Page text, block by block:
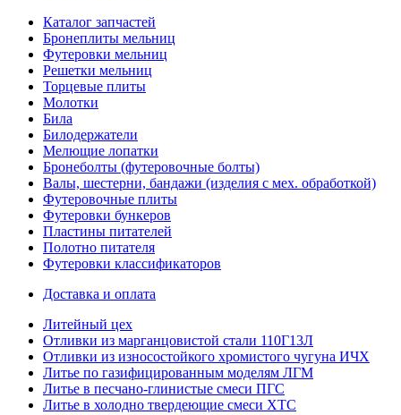
Каталог запчастей
Бронеплиты мельниц
Футеровки мельниц
Решетки мельниц
Торцевые плиты
Молотки
Била
Билодержатели
Мелющие лопатки
Бронеболты (футеровочные болты)
Валы, шестерни, бандажи (изделия с мех. обработкой)
Футеровочные плиты
Футеровки бункеров
Пластины питателей
Полотно питателя
Футеровки классификаторов
Доставка и оплата
Литейный цех
Отливки из марганцовистой стали 110Г13Л
Отливки из износостойкого хромистого чугуна ИЧХ
Литье по газифицированным моделям ЛГМ
Литье в песчано-глинистые смеси ПГС
Литье в холодно твердеющие смеси ХТС